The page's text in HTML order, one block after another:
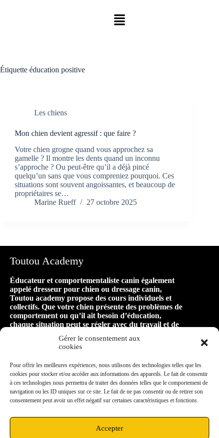
Gérer le consentement aux
cookies
Pour offrir les meilleures expériences, nous utilisons des technologies telles que les
cookies pour stocker et/ou accéder aux informations des appareils. Le fait de consentir
à ces technologies nous permettra de traiter des données telles que le comportement de
navigation ou les ID uniques sur ce site. Le fait de ne pas consentir ou de retirer son
consentement peut avoir un effet négatif sur certaines caractéristiques et fonctions.
Accepter
Étiquette éducation positive
Les chiens
Mon chien devient agressif : que faire ?
Votre chien grogne quand vous approchez sa
gamelle ? Il montre les dents quand un inconnu
s’approche ? Ou peut-être qu’il a déjà pincé
quelqu’un sans que vous compreniez pourquoi. Ces
situations sont souvent angoissantes, et beaucoup de
propriétaires se…
Marine Rueff
27 octobre 2025
Toutou Academy
Éducateur et comportementaliste canin également
appelé dresseur pour chien ou dressage canin,
Toutou academy propose des cours individuels et
collectifs. Que votre chien présente des problèmes de
comportement ou qu’il ait besoin d’éducation,
chaque situation peut se régler avec du travail et de
faire le premier pas vers une relation harmonieuse
et équilibrée avec son animal, pour de longues
Mon secteur d’intervention
je me déplace dans un rayon de 10km aux
alentours : Montbéliard, Grand-Charmont,
Exincourt, Nommay, Étupes, Audincourt,